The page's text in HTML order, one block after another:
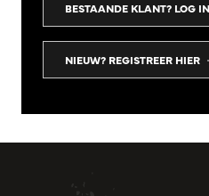
BESTAANDE KLANT? LOG IN
NIEUW? REGISTREER HIER